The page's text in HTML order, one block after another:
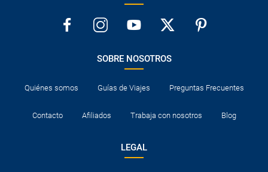
SOBRE NOSOTROS
Quiénes somos Guías de Viajes Preguntas Frecuentes
Contacto Afiliados Trabaja con nosotros Blog
LEGAL